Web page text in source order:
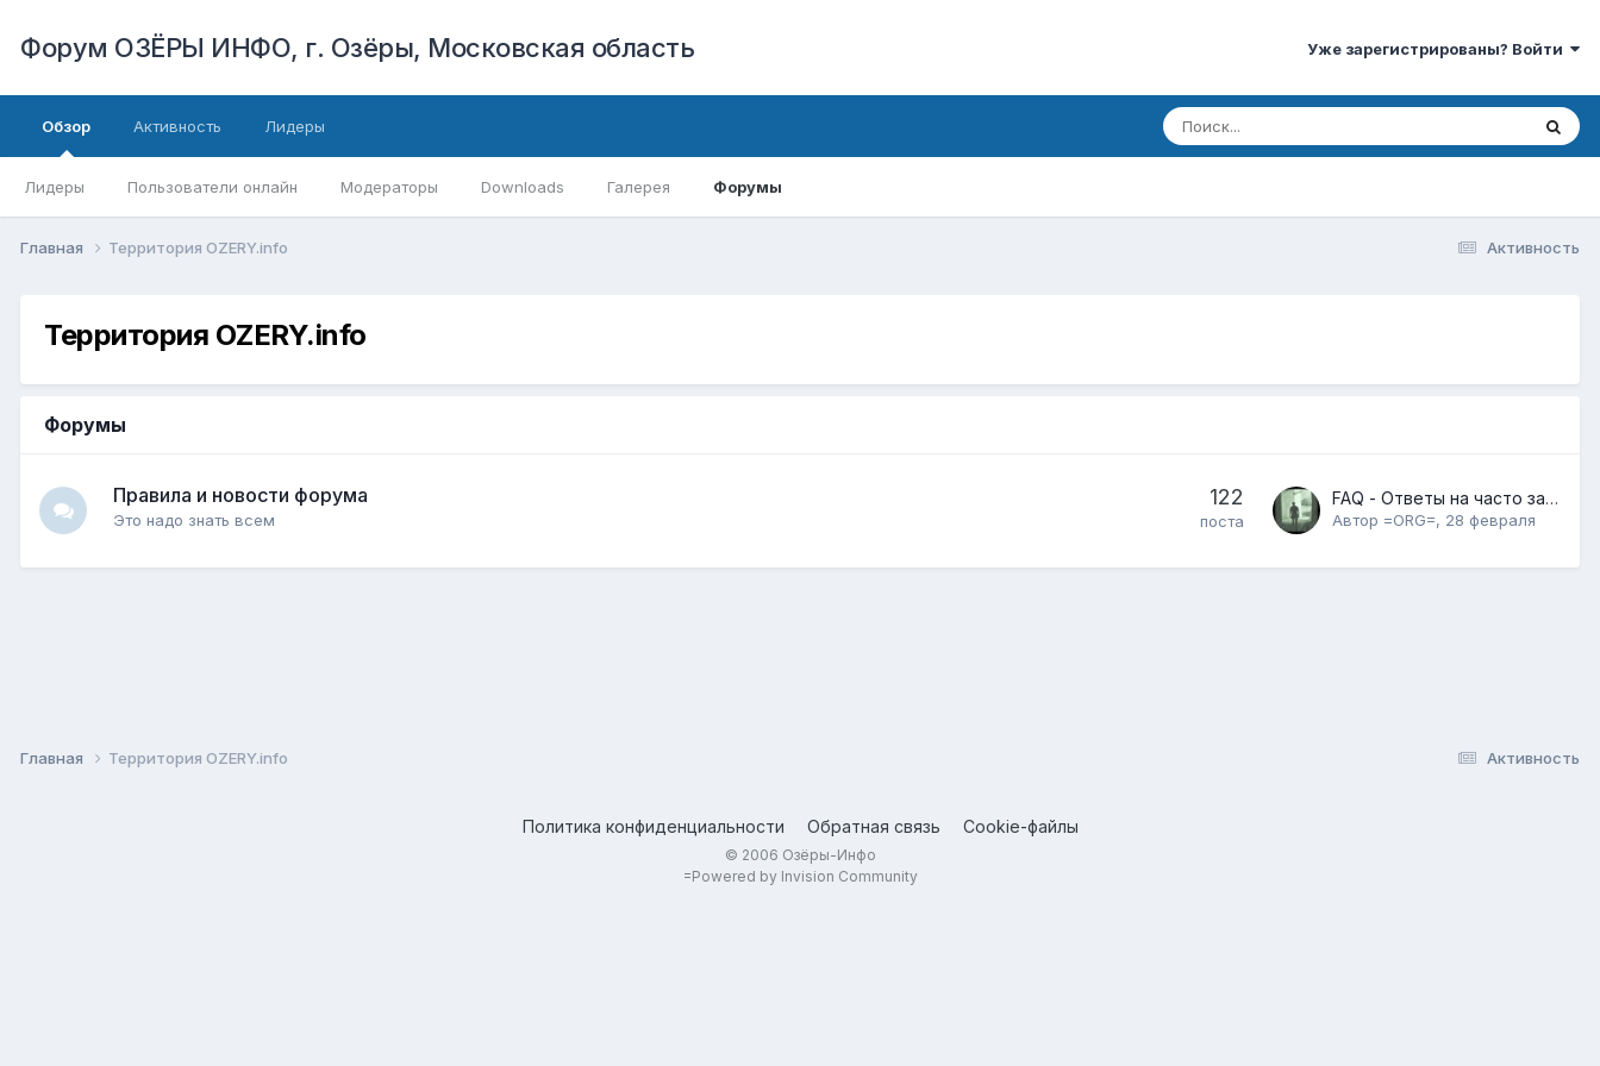
Форум ОЗЁРЫ ИНФО, г. Озёры, Московская область Уже зарегистрированы? Войти
Обзор
Лидеры Пользователи онлайн Модераторы Downloads Галерея Форумы
Активность Лидеры
Активность
Главная Территория OZERY.info
Территория OZERY.info
Форумы
Правила и новости форума
Это надо знать всем
122
поста
FAQ - Ответы на часто задаваемые вопросы!
Автор =ORG=, 28 февраля
Активность
Главная Территория OZERY.info
Политика конфиденциальности Обратная связь Cookie-файлы
© 2006 Озёры-Инфо
=Powered by Invision Community